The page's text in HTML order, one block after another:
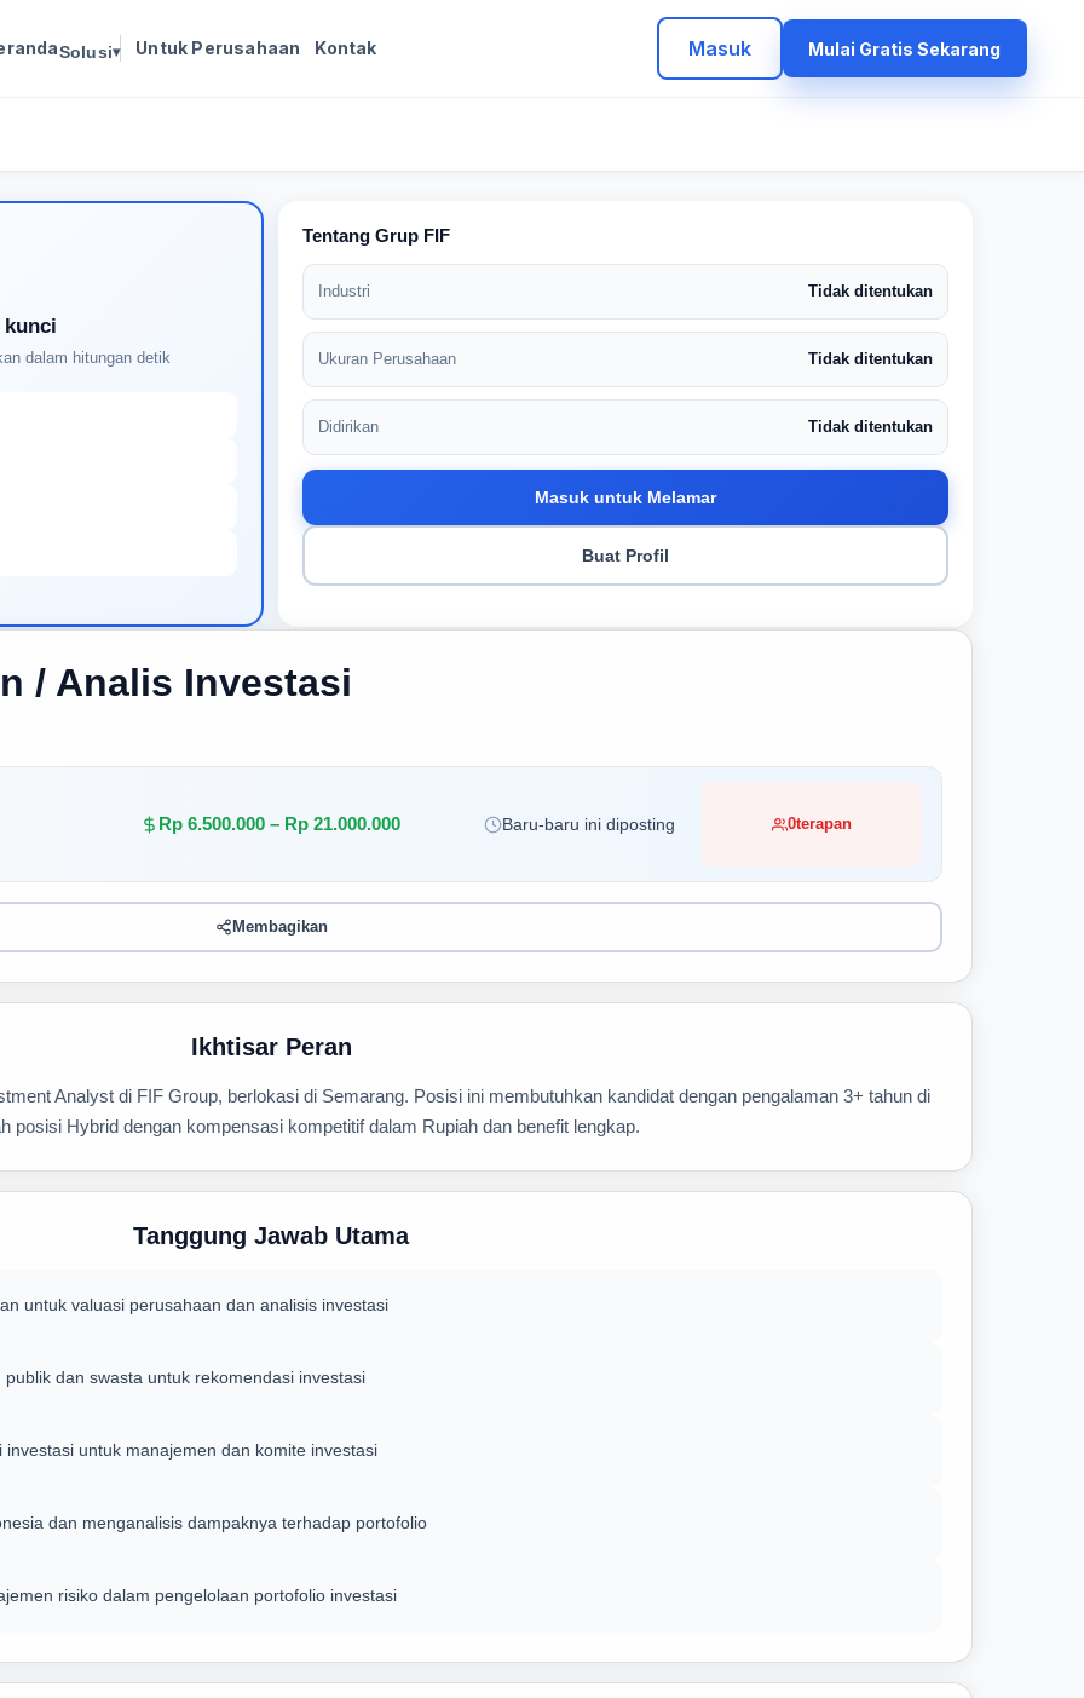
Solusi▾ Untuk Perusahaan Kontak Masuk Mulai Gratis Sekarang
/ Analis Investasi
Rp 6.500.000 – Rp 21.000.000 Baru-baru ini diposting 0terapan
Membagikan
Ikhtisar Peran
Analyst di FIF Group, berlokasi di Semarang. Posisi ini membutuhkan kandidat dengan pengalaman 3+ tahun di
posisi Hybrid dengan kompensasi kompetitif dalam Rupiah dan benefit lengkap.
Tanggung Jawab Utama
untuk valuasi perusahaan dan analisis investasi
dan swasta untuk rekomendasi investasi
untuk manajemen dan komite investasi
dan menganalisis dampaknya terhadap portofolio
risiko dalam pengelolaan portofolio investasi
kunci
dalam hitungan detik
Tentang Grup FIF
Industri Tidak ditentukan
Ukuran Perusahaan Tidak ditentukan
Didirikan Tidak ditentukan
Masuk untuk Melamar
Buat Profil